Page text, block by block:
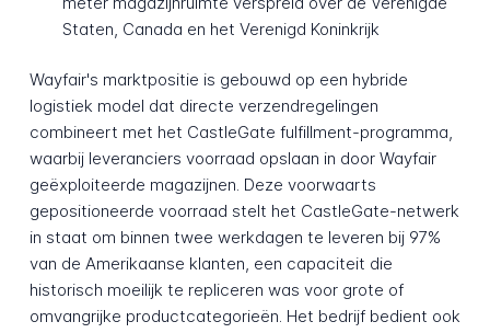
Staten, Canada en het Verenigd Koninkrijk
Wayfair's marktpositie is gebouwd op een hybride
logistiek model dat directe verzendregelingen
combineert met het CastleGate fulfillment-programma,
waarbij leveranciers voorraad opslaan in door Wayfair
geëxploiteerde magazijnen. Deze voorwaarts
gepositioneerde voorraad stelt het CastleGate-netwerk
in staat om binnen twee werkdagen te leveren bij 97%
van de Amerikaanse klanten, een capaciteit die
historisch moeilijk te repliceren was voor grote of
omvangrijke productcategorieën. Het bedrijf bedient ook